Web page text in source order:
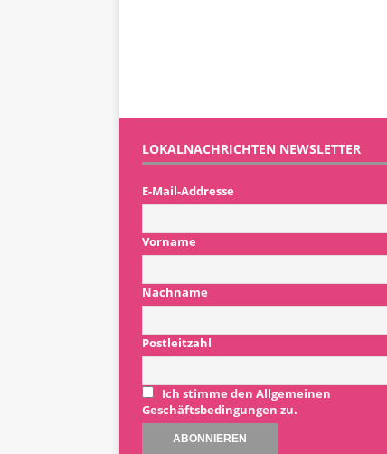
LOKALNACHRICHTEN NEWSLETTER
E-Mail-Addresse
Vorname
Nachname
Postleitzahl
Ich stimme den Allgemeinen
Geschäftsbedingungen zu.